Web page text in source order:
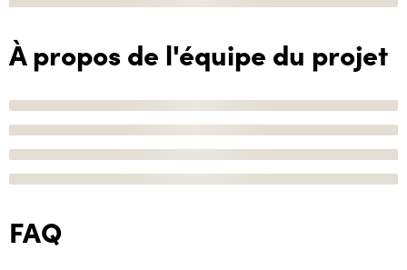
À propos de l'équipe du projet
FAQ